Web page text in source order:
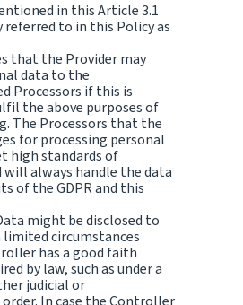
in this Article 3.1
to in this Policy as
that the Provider may
data to the
Processors if this is
the above purposes of
The Processors that the
for processing personal
high standards of
always handle the data
of the GDPR and this
might be disclosed to
circumstances
has a good faith
by law, such as under a
judicial or